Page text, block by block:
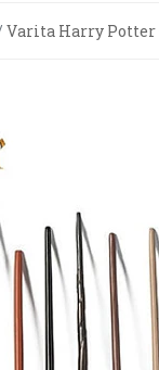
Varita Harry Potter